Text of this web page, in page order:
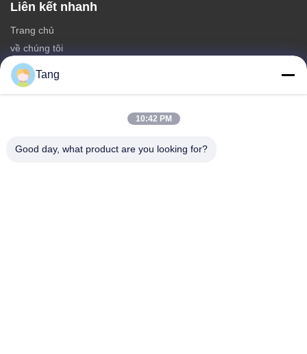
Liên kết nhanh
Trang chủ
về chúng tôi
các sản phẩm
Liên hệ với chúng tôi
Bữa ăn nhẹ đậu rộng
Tang
10:42 PM
Good day, what product are you looking for?